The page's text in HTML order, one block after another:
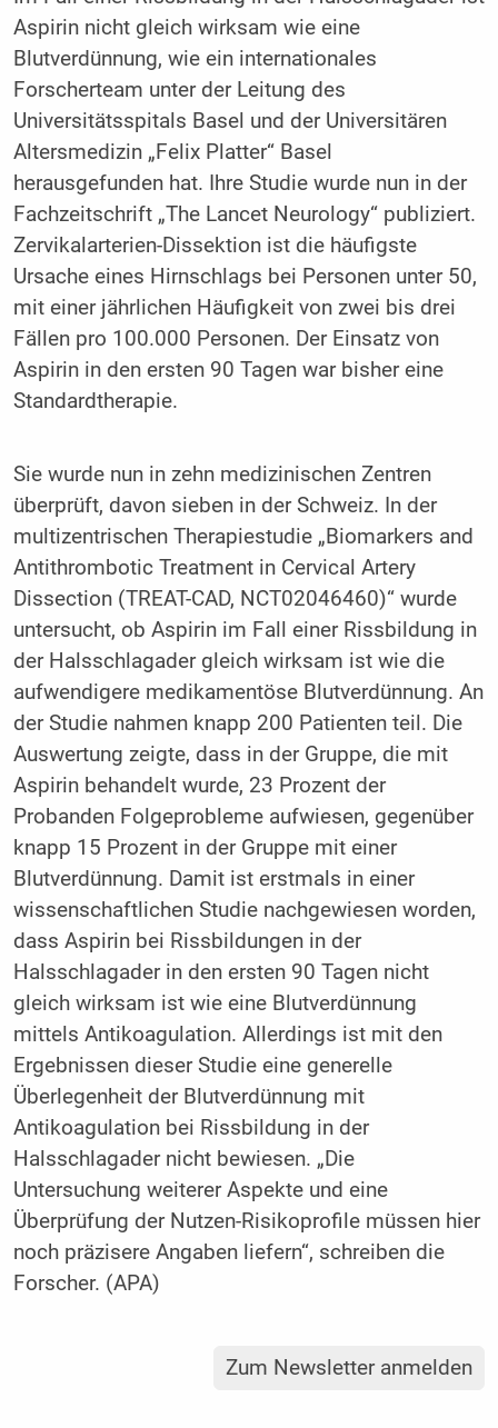
Aspirin nicht gleich wirksam wie eine
Blutverdünnung, wie ein internationales
Forscherteam unter der Leitung des
Universitätsspitals Basel und der Universitären
Altersmedizin „Felix Platter“ Basel
herausgefunden hat. Ihre Studie wurde nun in der
Fachzeitschrift „The Lancet Neurology“ publiziert.
Zervikalarterien-Dissektion ist die häufigste
Ursache eines Hirnschlags bei Personen unter 50,
mit einer jährlichen Häufigkeit von zwei bis drei
Fällen pro 100.000 Personen. Der Einsatz von
Aspirin in den ersten 90 Tagen war bisher eine
Standardtherapie.
Sie wurde nun in zehn medizinischen Zentren
überprüft, davon sieben in der Schweiz. In der
multizentrischen Therapiestudie „Biomarkers and
Antithrombotic Treatment in Cervical Artery
Dissection (TREAT-CAD, NCT02046460)“ wurde
untersucht, ob Aspirin im Fall einer Rissbildung in
der Halsschlagader gleich wirksam ist wie die
aufwendigere medikamentöse Blutverdünnung. An
der Studie nahmen knapp 200 Patienten teil. Die
Auswertung zeigte, dass in der Gruppe, die mit
Aspirin behandelt wurde, 23 Prozent der
Probanden Folgeprobleme aufwiesen, gegenüber
knapp 15 Prozent in der Gruppe mit einer
Blutverdünnung. Damit ist erstmals in einer
wissenschaftlichen Studie nachgewiesen worden,
dass Aspirin bei Rissbildungen in der
Halsschlagader in den ersten 90 Tagen nicht
gleich wirksam ist wie eine Blutverdünnung
mittels Antikoagulation. Allerdings ist mit den
Ergebnissen dieser Studie eine generelle
Überlegenheit der Blutverdünnung mit
Antikoagulation bei Rissbildung in der
Halsschlagader nicht bewiesen. „Die
Untersuchung weiterer Aspekte und eine
Überprüfung der Nutzen-Risikoprofile müssen hier
noch präzisere Angaben liefern“, schreiben die
Forscher. (APA)
Zum Newsletter anmelden